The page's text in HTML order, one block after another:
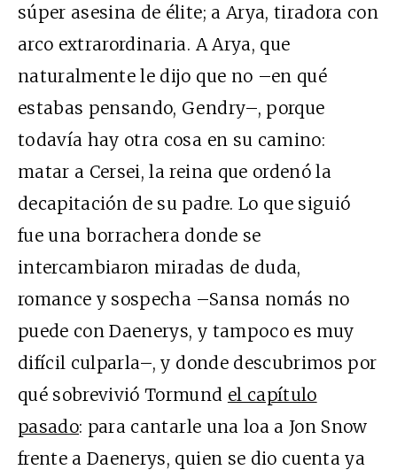
súper asesina de élite; a Arya, tiradora con
arco extrarordinaria. A Arya, que
naturalmente le dijo que no –en qué
estabas pensando, Gendry–, porque
todavía hay otra cosa en su camino:
matar a Cersei, la reina que ordenó la
decapitación de su padre. Lo que siguió
fue una borrachera donde se
intercambiaron miradas de duda,
romance y sospecha –Sansa nomás no
puede con Daenerys, y tampoco es muy
difícil culparla–, y donde descubrimos por
qué sobrevivió Tormund el capítulo
pasado: para cantarle una loa a Jon Snow
frente a Daenerys, quien se dio cuenta ya